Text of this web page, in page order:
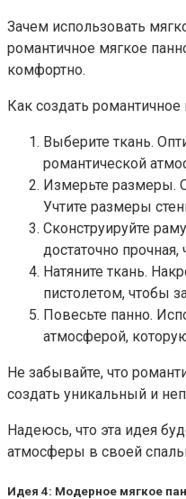
Зачем использовать
романтичное мягкое
комфортно.
Как создать
Выберите ткань.
романтической
Измерьте размеры.
Учтите размеры
Сконструируйте
достаточно
Натяните ткань.
пистолетом, чтобы
Повесьте панно.
атмосферой,
Не забывайте, что
создать уникальный и
Надеюсь, что эта идея
атмосферы в своей
Идея 4: Модерное мягкое